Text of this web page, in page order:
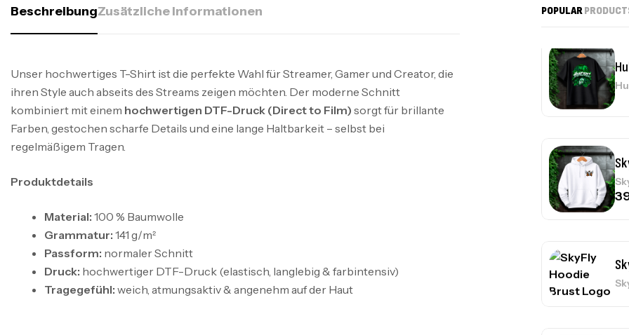
BeschreibungZusätzliche Informationen
Unser hochwertiges T-Shirt ist die perfekte Wahl für Streamer, Gamer und Creator, die
ihren Style auch abseits des Streams zeigen möchten. Der moderne Schnitt
kombiniert mit einem hochwertigen DTF-Druck (Direct to Film) sorgt für brillante
Farben, gestochen scharfe Details und eine lange Haltbarkeit – selbst bei
regelmäßigem Tragen.
Produktdetails
Material: 100 % Baumwolle
Grammatur: 141 g/m²
Passform: normaler Schnitt
Druck: hochwertiger DTF-Druck (elastisch, langlebig & farbintensiv)
Tragegefühl: weich, atmungsaktiv & angenehm auf der Haut
POPULAR